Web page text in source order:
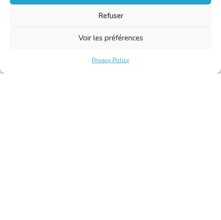
Refuser
Voir les préférences
Privacy Policy